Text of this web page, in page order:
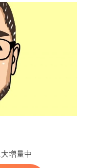
増量中